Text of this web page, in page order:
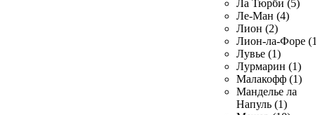
Ла Тюрби (5)
Ле-Ман (4)
Лион (2)
Лион-ла-Форе
Лувье (1)
Лурмарин (1)
Малакофф (1)
Манделье ла
Напуль (1)